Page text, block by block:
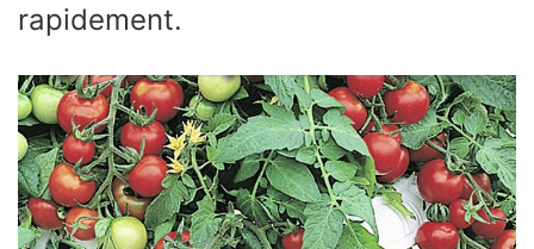
rapidement.